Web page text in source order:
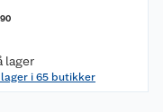
90
lager
lager i 65 butikker